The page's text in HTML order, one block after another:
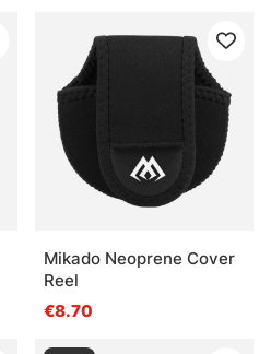
Mikado Neoprene Cover
Reel
€8.70